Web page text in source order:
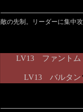
敵の先制。リーダーに集中
LV13 ファント
LV13 バルタン